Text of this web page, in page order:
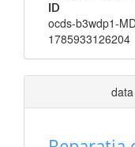
ID
ocds-b3wdp1-
1785933126204